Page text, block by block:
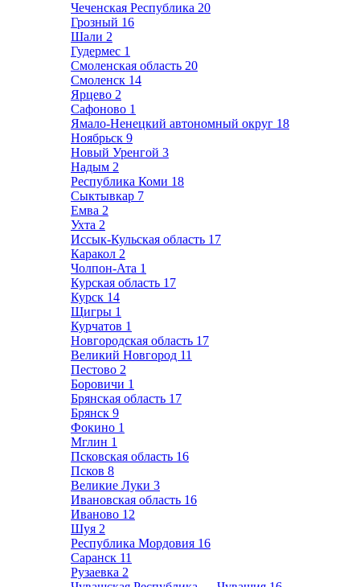
Чеченская Республика 20
Грозный 16
Шали 2
Гудермес 1
Смоленская область 20
Смоленск 14
Ярцево 2
Сафоново 1
Ямало-Ненецкий автономный округ 18
Ноябрьск 9
Новый Уренгой 3
Надым 2
Республика Коми 18
Сыктывкар 7
Емва 2
Ухта 2
Иссык-Кульская область 17
Каракол 2
Чолпон-Ата 1
Курская область 17
Курск 14
Щигры 1
Курчатов 1
Новгородская область 17
Великий Новгород 11
Пестово 2
Боровичи 1
Брянская область 17
Брянск 9
Фокино 1
Мглин 1
Псковская область 16
Псков 8
Великие Луки 3
Ивановская область 16
Иваново 12
Шуя 2
Республика Мордовия 16
Саранск 11
Рузаевка 2